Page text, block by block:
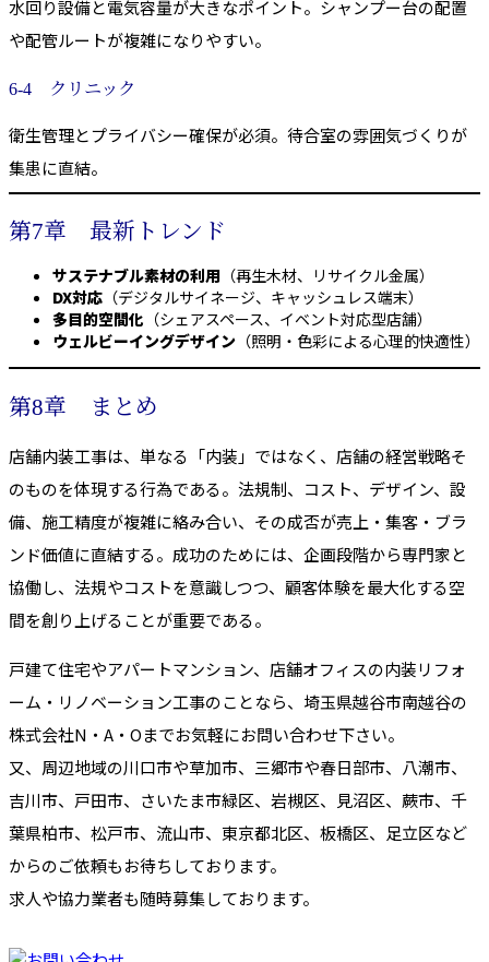
水回り設備と電気容量が大きなポイント。シャンプー台の配置
や配管ルートが複雑になりやすい。
6-4 クリニック
衛生管理とプライバシー確保が必須。待合室の雰囲気づくりが
集患に直結。
第7章 最新トレンド
サステナブル素材の利用 （再生木材、リサイクル金属）
DX対応 （デジタルサイネージ、キャッシュレス端末）
多目的空間化 （シェアスペース、イベント対応型店舗）
ウェルビーイングデザイン （照明・色彩による心理的快適性）
第8章 まとめ
店舗内装工事は、単なる「内装」ではなく、店舗の経営戦略そ
のものを体現する行為である。法規制、コスト、デザイン、設
備、施工精度が複雑に絡み合い、その成否が売上・集客・ブラ
ンド価値に直結する。成功のためには、企画段階から専門家と
協働し、法規やコストを意識しつつ、顧客体験を最大化する空
間を創り上げることが重要である。
戸建て住宅やアパートマンション、店舗オフィスの内装リフォ
ーム・リノベーション工事のことなら、埼玉県越谷市南越谷の
株式会社N・A・Oまでお気軽にお問い合わせ下さい。
又、周辺地域の川口市や草加市、三郷市や春日部市、八潮市、
吉川市、戸田市、さいたま市緑区、岩槻区、見沼区、蕨市、千
葉県柏市、松戸市、流山市、東京都北区、板橋区、足立区など
からのご依頼もお待ちしております。
求人や協力業者も随時募集しております。